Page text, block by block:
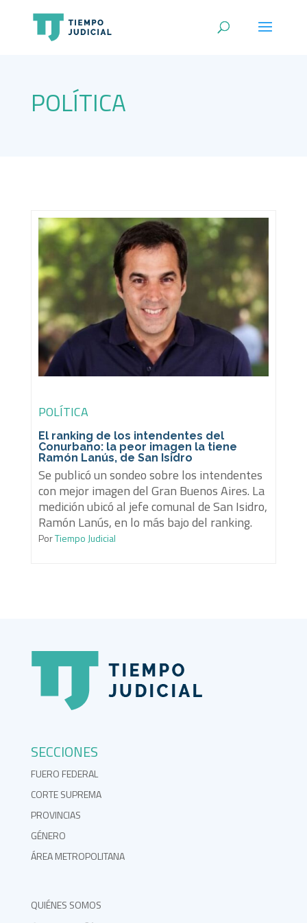
POLÍTICA
POLÍTICA
El ranking de los intendentes del
Conurbano: la peor imagen la tiene
Ramón Lanús, de San Isidro
Se publicó un sondeo sobre los intendentes
con mejor imagen del Gran Buenos Aires. La
medición ubicó al jefe comunal de San Isidro,
Ramón Lanús, en lo más bajo del ranking.
PorTiempo Judicial
SECCIONES
FUERO FEDERAL
CORTE SUPREMA
PROVINCIAS
GÉNERO
ÁREA METROPOLITANA
QUIÉNES SOMOS